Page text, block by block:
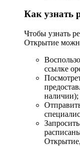
Как узнать
Чтобы узнать
Открытие
ссылке
наличии);